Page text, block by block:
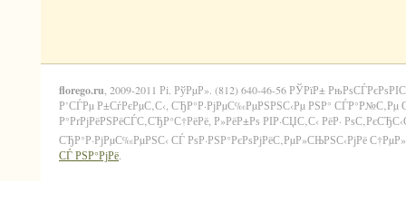
florego.ru , 2009-2011 Рі. РўРµР». (812) 640-46-56 РЎРїР±
Р’СЃРµ Р±СѓРєРµС‚С‹, СЂР°Р·РјРµС‰РµРЅРЅС‹Рµ РЅР°
Р°РґРјРёРЅРёСЃС‚СЂР°С†РёРё, Р»РёР±Рѕ РІР·СЏС‚С‹ РёР·
СЂР°Р·РјРµС‰РµРЅС‹ СЃ РѕР·РЅР°РєРѕРјРёС‚РµР»СЊРЅС‹РјРё
СЃ РЅР°РјРё